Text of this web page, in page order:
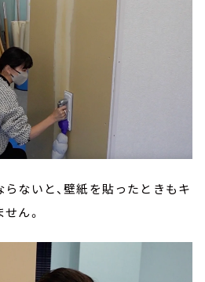
ないと、壁紙を貼ったときもキ
ん。